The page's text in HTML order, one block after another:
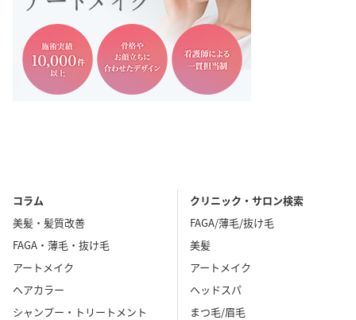
コラム
美髪・髪質改善
FAGA・薄毛・抜け毛
アートメイク
ヘアカラー
シャンプー・トリートメント
クリニック・サロン検索
FAGA/薄毛/抜け毛
美髪
アートメイク
ヘッドスパ
まつ毛/眉毛